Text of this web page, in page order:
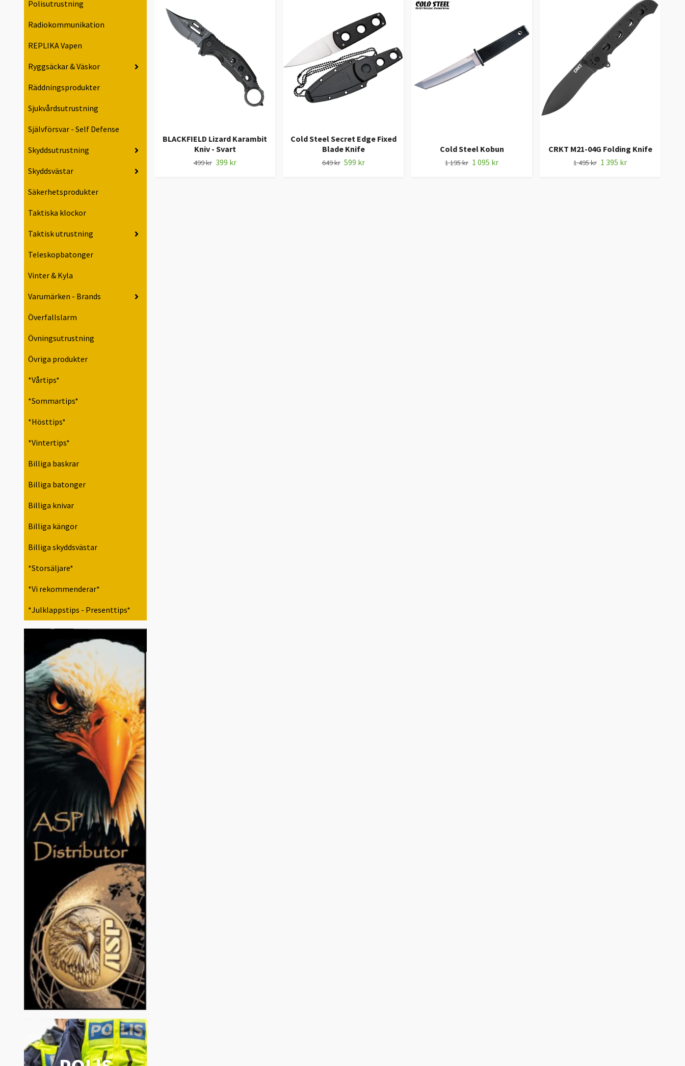
Polisutrustning
Radiokommunikation
REPLIKA Vapen
Ryggsäckar & Väskor
Räddningsprodukter
Sjukvårdsutrustning
Självförsvar - Self Defense
Skyddsutrustning
Skyddsvästar
Säkerhetsprodukter
Taktiska klockor
Taktisk utrustning
Teleskopbatonger
Vinter & Kyla
Varumärken - Brands
Överfallslarm
Övningsutrustning
Övriga produkter
*Vårtips*
*Sommartips*
*Hösttips*
*Vintertips*
Billiga baskrar
Billiga batonger
Billiga knivar
Billiga kängor
Billiga skyddsvästar
*Storsäljare*
*Vi rekommenderar*
*Julklappstips - Presenttips*
BLACKFIELD Lizard Karambit
Kniv - Svart
499 kr 399 kr
Cold Steel Secret Edge Fixed
Blade Knife
649 kr 599 kr
Cold Steel Kobun
1 195 kr 1 095 kr
CRKT M21-04G Folding Knife
1 495 kr 1 395 kr